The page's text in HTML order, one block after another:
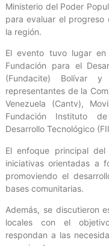
Ministerio del Poder
para evaluar el
la región.
El evento tuvo lugar
Fundación para el
(Fundacite) Bolívar
representantes de la
Venezuela (Cantv),
Fundación Instituto
Desarrollo Tecnológico
El enfoque principal
iniciativas orientadas a
promoviendo el
bases comunitarias.
Además, se discutieron
locales con el
respondan a las